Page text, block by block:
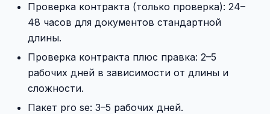
Проверка контракта (только проверка): 24–
48 часов для документов стандартной
длины.
Проверка контракта плюс правка: 2–5
рабочих дней в зависимости от длины и
сложности.
Пакет pro se: 3–5 рабочих дней.